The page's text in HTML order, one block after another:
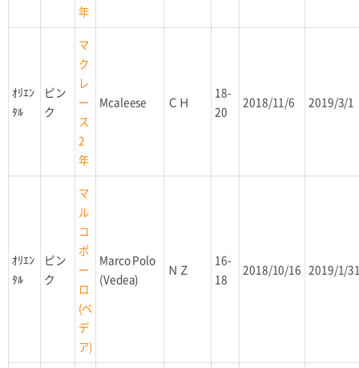
年
ｵﾘｴﾝ
ﾀﾙ
ピン
ク
マ
ク
レ
ー
ス
2
年
Mcaleese ＣＨ
18-
20
2018/11/6 2019/3/1
ｵﾘｴﾝ
ﾀﾙ
ピン
ク
マ
ル
コ
ポ
ー
ロ
(ベ
デ
ア)
Marco Polo
(Vedea)
ＮＺ
16-
18
2018/10/16 2019/1/